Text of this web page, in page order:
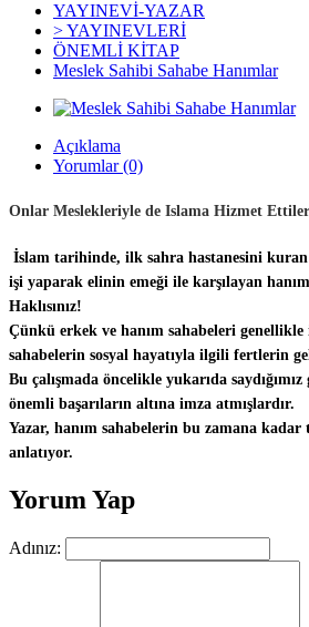
YAYINEVİ-YAZAR
> YAYINEVLERİ
ÖNEMLİ KİTAP
Meslek Sahibi Sahabe Hanımlar
Açıklama
Yorumlar (0)
Onlar Meslekleriyle de Islama Hizmet
İslam tarihinde, ilk sahra hastanesini kuran
işi yaparak elinin emeği ile karşılayan
Haklısınız!
Çünkü erkek ve hanım sahabeleri
sahabelerin sosyal hayatıyla ilgili fertlerin
Bu çalışmada öncelikle yukarıda
önemli başarıların altına imza atmışlardır.
Yazar, hanım sahabelerin bu zamana
anlatıyor.
Yorum Yap
Adınız: